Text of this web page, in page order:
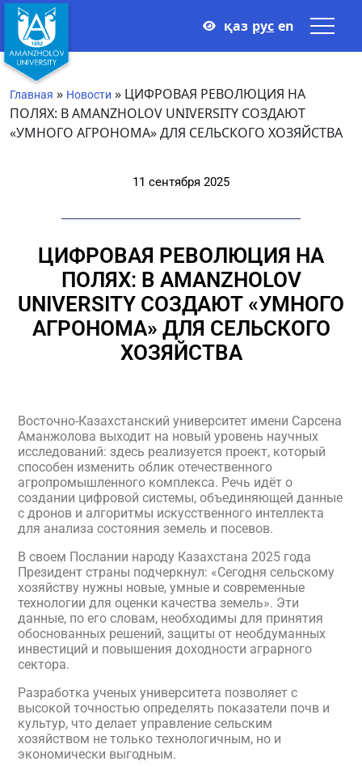
қаз рус en
Главная » Новости » ЦИФРОВАЯ РЕВОЛЮЦИЯ НА
ПОЛЯХ: В AMANZHOLOV UNIVERSITY СОЗДАЮТ
«УМНОГО АГРОНОМА» ДЛЯ СЕЛЬСКОГО ХОЗЯЙСТВА
11 сентября 2025
ЦИФРОВАЯ РЕВОЛЮЦИЯ НА
ПОЛЯХ: В AMANZHOLOV
UNIVERSITY СОЗДАЮТ «УМНОГО
АГРОНОМА» ДЛЯ СЕЛЬСКОГО
ХОЗЯЙСТВА
Восточно-Казахстанский университет имени Сарсена
Аманжолова выходит на новый уровень научных
исследований: здесь реализуется проект, который
способен изменить облик отечественного
агропромышленного комплекса. Речь идёт о
создании цифровой системы, объединяющей данные
с дронов и алгоритмы искусственного интеллекта
для анализа состояния земель и посевов.
В своем Послании народу Казахстана 2025 года
Президент страны подчеркнул: «Сегодня сельскому
хозяйству нужны новые, умные и современные
технологии для оценки качества земель». Эти
данные, по его словам, необходимы для принятия
обоснованных решений, защиты от необдуманных
инвестиций и повышения доходности аграрного
сектора.
Разработка ученых университета позволяет с
высокой точностью определять показатели почв и
культур, что делает управление сельским
хозяйством не только технологичным, но и
экономически выгодным.